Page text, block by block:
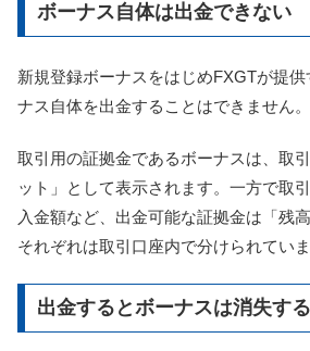
ボーナス自体は出金できない
新規登録ボーナスをはじめFXGTが提
ナス自体を出金することはできません。
取引用の証拠金であるボーナスは、取
ット」として表示されます。一方で取
入金額など、出金可能な証拠金は「残
それぞれは取引口座内で分けられていま
出金するとボーナスは消失する